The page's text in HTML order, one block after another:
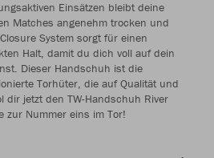
Einsätzen bleibt deine
Matches angenehm trocken und
System sorgt für einen
Halt, damit du dich voll auf dein
Dieser Handschuh ist die
Torhüter, die auf Qualität und
dir jetzt den TW-Handschuh River
zur Nummer eins im Tor!